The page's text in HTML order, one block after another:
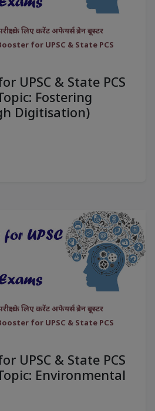
के लिए करेंट अफेयर्स ब्रेन बूस्टर
for UPSC & State PCS
UPSC & State PCS
Fostering
Digitisation)
के लिए करेंट अफेयर्स ब्रेन बूस्टर
for UPSC & State PCS
UPSC & State PCS
Environmental